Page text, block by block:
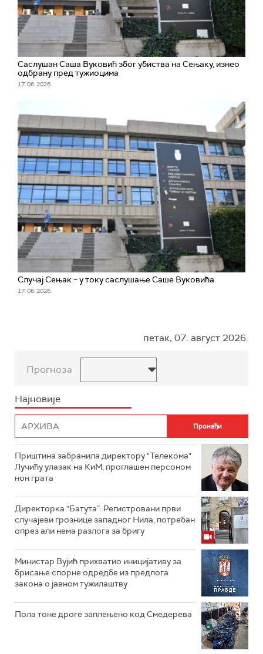
Саслушан Саша Вуковић због убиства на Сењаку, изнео
одбрану пред тужиоцима
17. 06. 2026.
Случај Сењак – у току саслушање Саше Вуковића
17. 06. 2026.
петак, 07. август 2026.
Прогноза
Најновије
Приштина забранила директору "Телекома"
Лучићу улазак на КиМ, проглашен персоном
нон грата
Директорка "Батута”: Регистровани први
случајеви грознице западног Нила, потребан
опрез али нема разлога за бригу
Министар Вујић прихватио иницијативу за
брисање спорне одредбе из предлога
закона o јавном тужилаштву
Пола тоне дроге заплењено код Смедерева